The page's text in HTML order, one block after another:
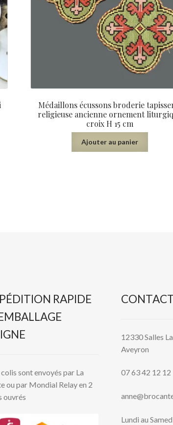
Médaillons écussons broderie
religieuse ancienne ornement
croix H 15 cm
Ajouter au panier
RAPIDE
sont envoyés par La
ou par Mondial Relay en 2
ouvrés
12330 Salles
Aveyron
07 63 42 12 12
Lundi au